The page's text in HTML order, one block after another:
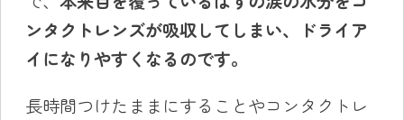
ンタクト レンズが吸収してしまい、ドライア
イになりやすくなるのです。
長時間つけたままにすることやコンタクトレ